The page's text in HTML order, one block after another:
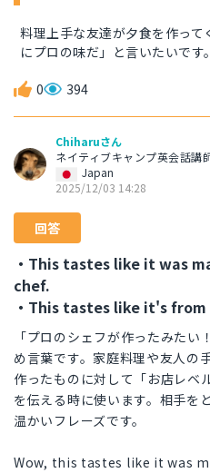
料理上手な友達が夕食を作っ
にプロの味だ」と言いたいです。
0 394
Chiharuさん
ネイティブキャンプ英会話講
Japan
2025/12/03 14:28
回答
・This tastes like it was
chef.
・This tastes like it's
「プロのシェフが作ったみた
め言葉です。家庭料理や友人の
作ったものに対して「お店レベ
を伝える時に使います。相手を
温かいフレーズです。
Wow, this tastes like it was